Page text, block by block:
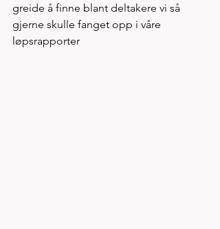
greide å finne blant deltakere vi så
gjerne skulle fanget opp i våre
løpsrapporter